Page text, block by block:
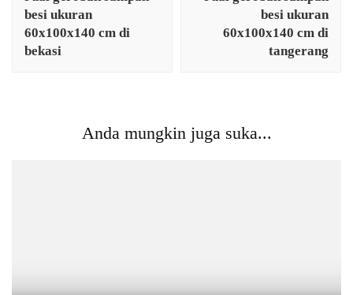
besi ukuran
60x100x140 cm di
bekasi
besi ukuran
60x100x140 cm di
tangerang
Anda mungkin juga suka...